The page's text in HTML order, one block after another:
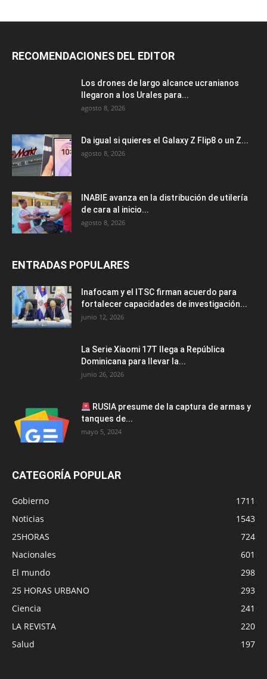
RECOMENDACIONES DEL EDITOR
Los drones de largo alcance ucranianos
llegaron a los Urales para...
agosto 8, 2026
Da igual si quieres el Galaxy Z Flip8 o un Z...
agosto 8, 2026
INABIE avanza en la distribución de utilería
de cara al inicio...
agosto 8, 2026
ENTRADAS POPULARES
Inafocam y el ITSC firman acuerdo para
fortalecer capacidades de investigación...
junio 12, 2026
La Serie Xiaomi 17T llega a República
Dominicana para llevar la...
junio 26, 2026
RUSIA presume de la captura de armas y
tanques de...
mayo 5, 2024
CATEGORÍA POPULAR
Gobierno
1711
Noticias
1543
25HORAS
724
Nacionales
601
El mundo
298
25 HORAS URBANO
293
Ciencia
241
LA REVISTA
220
Salud
197